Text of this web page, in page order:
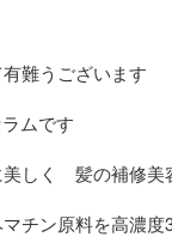
難うございます
ムです
しく　髪の補修美
チン原料を高濃